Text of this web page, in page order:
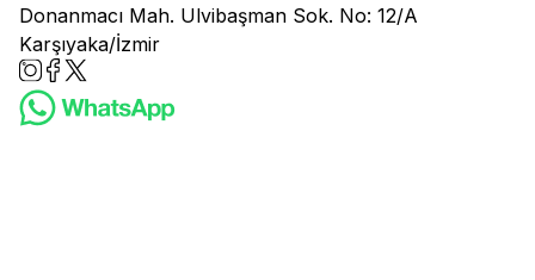
Donanmacı Mah. Ulvibaşman Sok. No: 12/A
Karşıyaka/İzmir